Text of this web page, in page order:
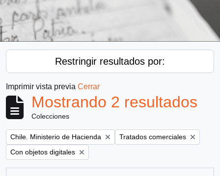
Restringir resultados por:
Imprimir vista previa Cerrar
Mostrando 2 resultados
Colecciones
Remove filter:
Chile. Ministerio de Hacienda Remove filter:
Tratados comerciales
Remove filter:
Con objetos digitales